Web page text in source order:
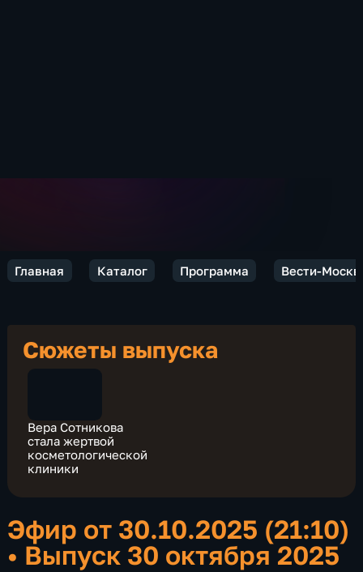
Главная Каталог Программа Вести-
Сюжеты выпуска
Вера Сотникова
стала жертвой
косметологической
клиники
Эфир от 30.10.2025 (21:10)
• Выпуск 30 октября 2025